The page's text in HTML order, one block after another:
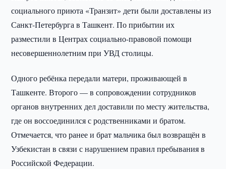
социального приюта «Транзит» дети были доставлены из
Санкт-Петербурга в Ташкент. По прибытии их
разместили в Центрах социально-правовой помощи
несовершеннолетним при УВД столицы.
Одного ребёнка передали матери, проживающей в
Ташкенте. Второго — в сопровождении сотрудников
органов внутренних дел доставили по месту жительства,
где он воссоединился с родственниками и братом.
Отмечается, что ранее и брат мальчика был возвращён в
Узбекистан в связи с нарушением правил пребывания в
Российской Федерации.